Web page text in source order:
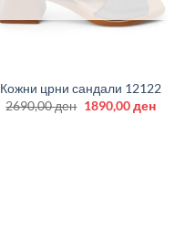
Кожни црни сандали 12122
2690,00ден Original
1890,00ден